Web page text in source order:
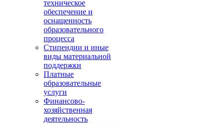
техническое
обеспечение и
оснащенность
образовательного
процесса
Стипендии и иные
виды материальной
поддержки
Платные
образовательные
услуги
Финансово-
хозяйственная
деятельность